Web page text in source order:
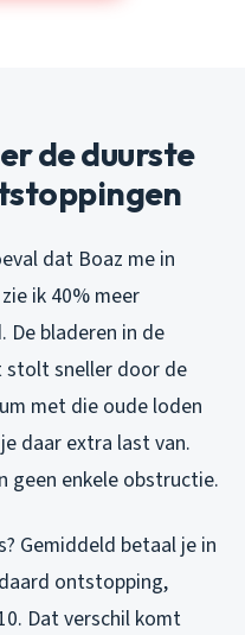
de duurste
dat Boaz me in
ik 40% meer
bladeren in de
stolt sneller door de
met die oude loden
daar extra last van.
geen enkele obstructie.
Gemiddeld betaal je in
ontstopping,
Dat verschil komt